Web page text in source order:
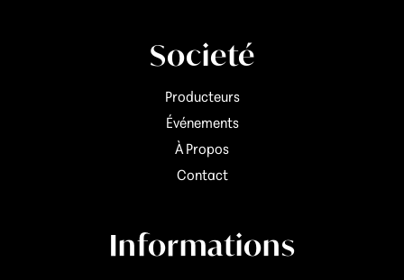
Societé
Producteurs
Événements
À Propos
Contact
Informations